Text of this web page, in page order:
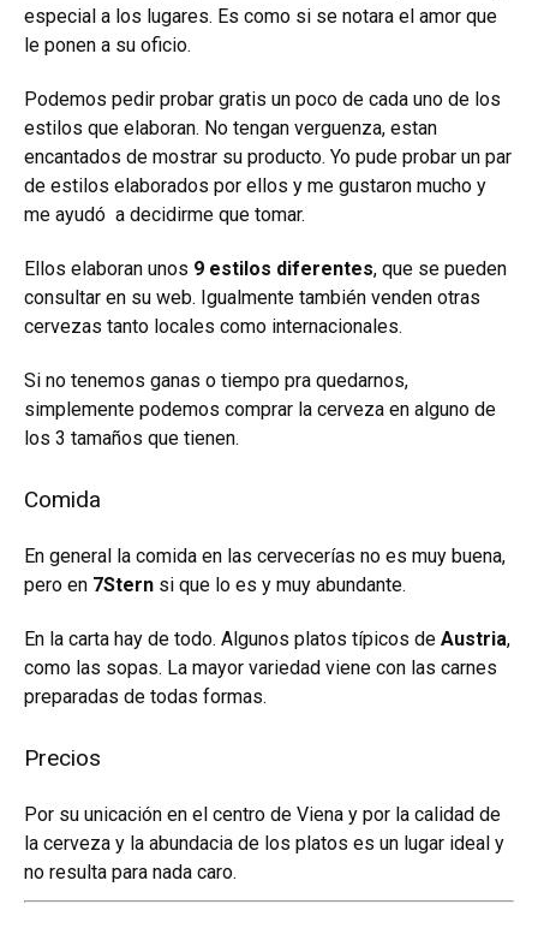
especial a los lugares. Es como si se notara el amor que
le ponen a su oficio.
Podemos pedir probar gratis un poco de cada uno de los
estilos que elaboran. No tengan verguenza, estan
encantados de mostrar su producto. Yo pude probar un par
de estilos elaborados por ellos y me gustaron mucho y
me ayudó a decidirme que tomar.
Ellos elaboran unos 9 estilos diferentes, que se pueden
consultar en su web. Igualmente también venden otras
cervezas tanto locales como internacionales.
Si no tenemos ganas o tiempo pra quedarnos,
simplemente podemos comprar la cerveza en alguno de
los 3 tamaños que tienen.
Comida
En general la comida en las cervecerías no es muy buena,
pero en 7Stern si que lo es y muy abundante.
En la carta hay de todo. Algunos platos típicos de Austria,
como las sopas. La mayor variedad viene con las carnes
preparadas de todas formas.
Precios
Por su unicación en el centro de Viena y por la calidad de
la cerveza y la abundacia de los platos es un lugar ideal y
no resulta para nada caro.